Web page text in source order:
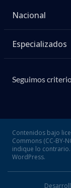
Nacional
Especializados
Seguimos
Contenidos bajo
Commons (CC-BY-
indique lo
WordPress.